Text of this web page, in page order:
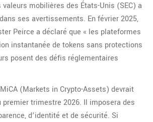
mobilières des États-Unis (SEC) a
ses avertissements. En février 2025,
Peirce a déclaré que « les plateformes
instantanée de tokens sans protections
posent des défis réglementaires
(Markets in Crypto-Assets) devrait
premier trimestre 2026. Il imposera des
d’identité et de sécurité. Si